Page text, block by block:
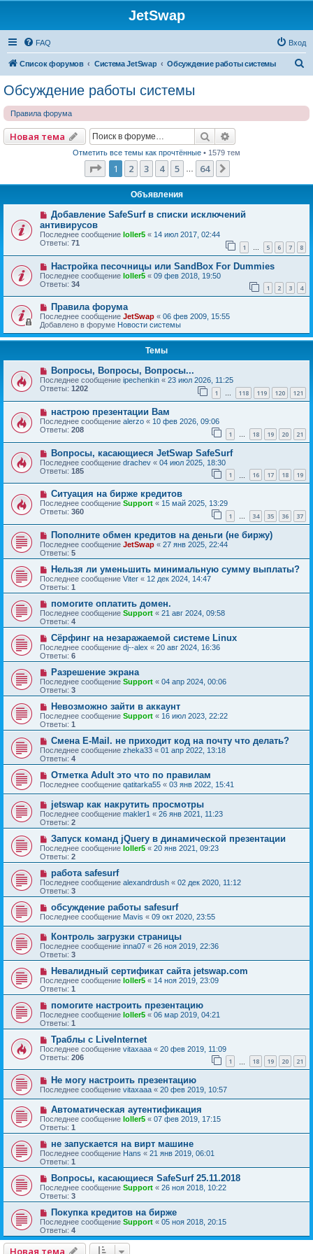
JetSwap
FAQ Вход
Список форумов Система JetSwap Обсуждение работы системы
Обсуждение работы системы
Правила форума
Новая тема Поиск
Отметить все темы как прочтённые • 1579 тем
Страница из 64
1 2 3 4 5 64
Объявления
Добавление SafeSurf в списки исключений
антивирусов
Последнее сообщение loller5 « 14 июл 2017, 02:44
Ответы: 71 1 … 5 6 7 8
Настройка песочницы или SandBox For Dummies
Последнее сообщение loller5 « 09 фев 2018, 19:50
Ответы: 34 1 2 3 4
Правила форума
Последнее сообщение JetSwap « 06 фев 2009, 15:55
Добавлено в форуме Новости системы
Темы
Вопросы, Вопросы, Вопросы...
Последнее сообщение ipechenkin « 23 июл 2026, 11:25
Ответы: 1202 1 … 118 119 120 121
настрою презентации Вам
Последнее сообщение alerzo « 10 фев 2026, 09:06
Ответы: 208 1 … 18 19 20 21
Вопросы, касающиеся JetSwap SafeSurf
Последнее сообщение drachev « 04 июл 2025, 18:30
Ответы: 185 1 16 17 18 19
Ситуация на бирже кредитов
Последнее сообщение Support « 15 май 2025, 13:29
Ответы: 360 1 … 34 35 36 37
Пополните обмен кредитов на деньги (не биржу)
Последнее сообщение JetSwap « 27 янв 2025, 22:44
Ответы: 5
Нельзя ли уменьшить минимальную сумму выплаты?
Последнее сообщение Viter « 12 дек 2024, 14:47
Ответы: 1
помогите оплатить домен.
Последнее сообщение Support « 21 авг 2024, 09:58
Ответы: 4
Сёрфинг на незаражаемой системе Linux
Последнее сообщение dj--alex « 20 авг 2024, 16:36
Ответы: 6
Разрешение экрана
Последнее сообщение Support « 04 апр 2024, 00:06
Ответы: 3
Невозможно зайти в аккаунт
Последнее сообщение Support « 16 июл 2023, 22:22
Ответы: 1
Смена E-Mail. не приходит код на почту что делать?
Последнее сообщение zheka33 « 01 апр 2022, 13:18
Ответы: 4
Отметка Adult это что по правилам
Последнее сообщение qatitarka55 « 03 янв 2022, 15:41
jetswap как накрутить просмотры
Последнее сообщение makler1 « 26 янв 2021, 11:23
Ответы: 2
Запуск команд jQuery в динамической презентации
Последнее сообщение loller5 « 20 янв 2021, 09:23
Ответы: 2
работа safesurf
Последнее сообщение alexandrdush « 02 дек 2020, 11:12
Ответы: 3
обсуждение работы safesurf
Последнее сообщение Mavis « 09 окт 2020, 23:55
Контроль загрузки страницы
Последнее сообщение inna07 « 26 ноя 2019, 22:36
Ответы: 3
Невалидный сертификат сайта jetswap.com
Последнее сообщение loller5 « 14 ноя 2019, 23:09
Ответы: 1
помогите настроить презентацию
Последнее сообщение loller5 « 06 мар 2019, 04:21
Ответы: 1
Траблы с LiveInternet
Последнее сообщение vitaxaaa « 20 фев 2019, 11:09
Ответы: 206 1 18 19 20 21
Не могу настроить презентацию
Последнее сообщение vitaxaaa « 20 фев 2019, 10:57
Автоматическая аутентификация
Последнее сообщение loller5 « 07 фев 2019, 17:15
Ответы: 1
не запускается на вирт машине
Последнее сообщение Hans « 21 янв 2019, 06:01
Ответы: 1
Вопросы, касающиеся SafeSurf 25.11.2018
Последнее сообщение Support « 26 ноя 2018, 10:22
Ответы: 3
Покупка кредитов на бирже
Последнее сообщение Support « 05 ноя 2018, 20:15
Ответы: 4